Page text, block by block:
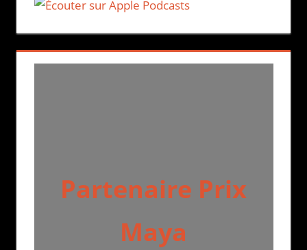
Partenaire Prix
Maya